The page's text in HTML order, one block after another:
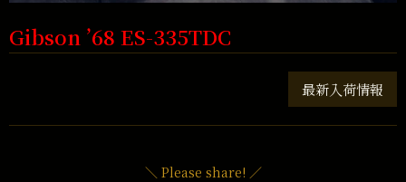
Gibson ’68 ES-335TDC
最新入荷情報
＼ Please share! ／